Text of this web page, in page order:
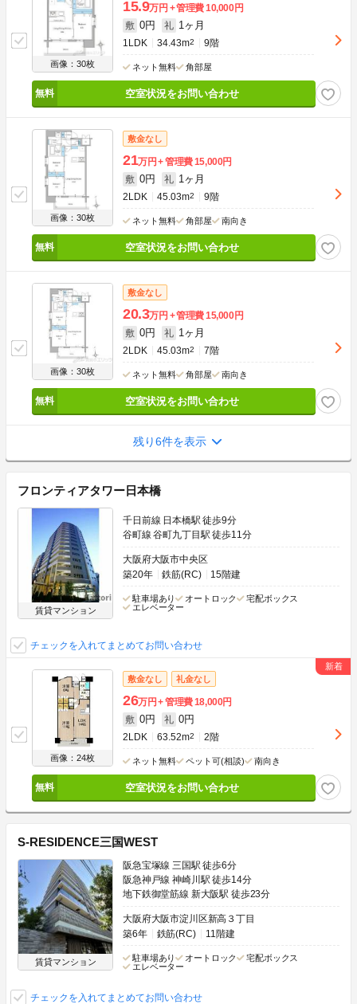
画像：30枚
15.9万円 管理費10,000円
敷 0円 礼 1ヶ月
1LDK 34.43m2 9階
ネット無料 角部屋
空室状況をお問い合わせ
画像：30枚
敷金なし
21万円 管理費15,000円
敷 0円 礼 1ヶ月
2LDK 45.03m2 9階
ネット無料 角部屋 南向き
空室状況をお問い合わせ
画像：30枚
敷金なし
20.3万円 管理費15,000円
敷 0円 礼 1ヶ月
2LDK 45.03m2 7階
ネット無料 角部屋 南向き
空室状況をお問い合わせ
残り6件を表示
フロンティアタワー日本橋
賃貸マンション
千日前線 日本橋駅 徒歩9分
谷町線 谷町九丁目駅 徒歩11分
大阪府大阪市中央区
築20年
鉄筋(RC) 15階建
駐車場あり オートロック
宅配ボックス
エレベーター
チェックを入れてまとめてお問い合わせ
画像：24枚
敷金なし 礼金なし
26万円 管理費18,000円
敷 0円 礼 0円
2LDK 63.52m2 2階
ネット無料 ペット可(相談) 南向き
空室状況をお問い合わせ
S-RESIDENCE三国WEST
賃貸マンション
阪急宝塚線 三国駅 徒歩6分
阪急神戸線 神崎川駅 徒歩14分
地下鉄御堂筋線 新大阪駅 徒歩23分
大阪府大阪市淀川区新高３丁目
築6年
鉄筋(RC) 11階建
駐車場あり オートロック
宅配ボックス
エレベーター
チェックを入れてまとめてお問い合わせ